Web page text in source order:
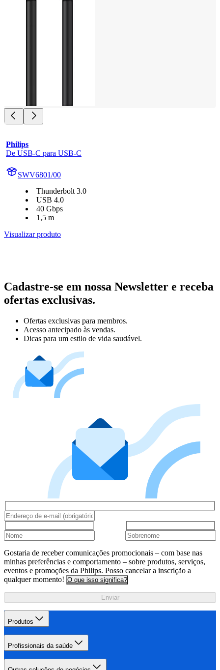
Philips
De USB-C para USB-C
SWV6801/00
Thunderbolt 3.0
USB 4.0
40 Gbps
1,5 m
Visualizar produto
Cadastre-se em nossa Newsletter e receba
ofertas exclusivas.
Ofertas exclusivas para membros.
Acesso antecipado às vendas.
Dicas para um estilo de vida saudável.
Gostaria de receber comunicações promocionais – com base nas
minhas preferências e comportamento – sobre produtos, serviços,
eventos e promoções da Philips. Posso cancelar a inscrição a
qualquer momento! O que isso significa?
Enviar
Produtos
Profissionais da saúde